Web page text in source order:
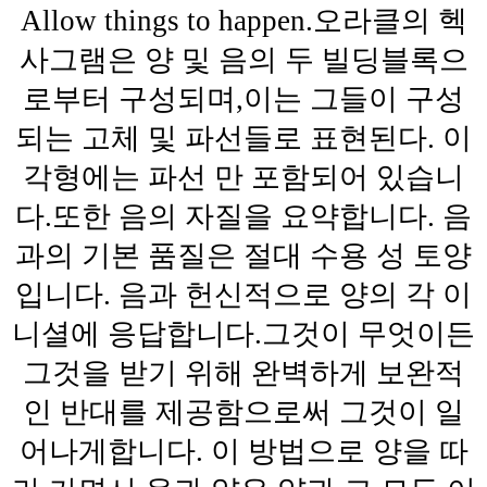
Allow things to happen.오라클의 헥
사그램은 양 및 음의 두 빌딩블록으
로부터 구성되며,이는 그들이 구성
되는 고체 및 파선들로 표현된다. 이
각형에는 파선 만 포함되어 있습니
다.또한 음의 자질을 요약합니다. 음
과의 기본 품질은 절대 수용 성 토양
입니다. 음과 헌신적으로 양의 각 이
니셜에 응답합니다.그것이 무엇이든
그것을 받기 위해 완벽하게 보완적
인 반대를 제공함으로써 그것이 일
어나게합니다. 이 방법으로 양을 따